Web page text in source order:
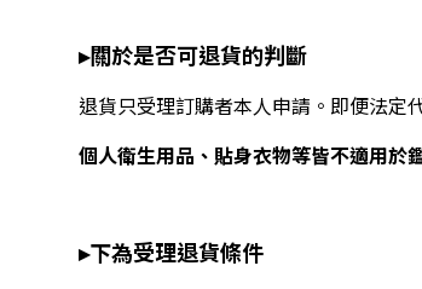
▸關於是否可退貨的判斷
退貨只受理訂購者本人申請。即便法定
個人衛生用品、貼身衣物等皆不適用於
▸下為受理退貨條件